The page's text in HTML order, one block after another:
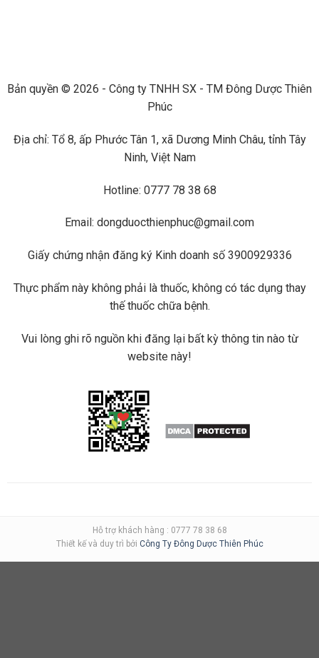
Bản quyền © 2026 - Công ty TNHH SX - TM Đông Dược Thiên
Phúc
Địa chỉ: Tổ 8, ấp Phước Tân 1, xã Dương Minh Châu, tỉnh Tây
Ninh, Việt Nam
Hotline: 0777 78 38 68
Email: dongduocthienphuc@gmail.com
Giấy chứng nhận đăng ký Kinh doanh số 3900929336
Thực phẩm này không phải là thuốc, không có tác dụng thay
thế thuốc chữa bệnh.
Vui lòng ghi rõ nguồn khi đăng lại bất kỳ thông tin nào từ
website này!
Hỗ trợ khách hàng : 0777 78 38 68
Thiết kế và duy trì bởi Công Ty Đông Dược Thiên Phúc